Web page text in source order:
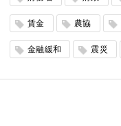
賃金 農協
金融緩和 震災